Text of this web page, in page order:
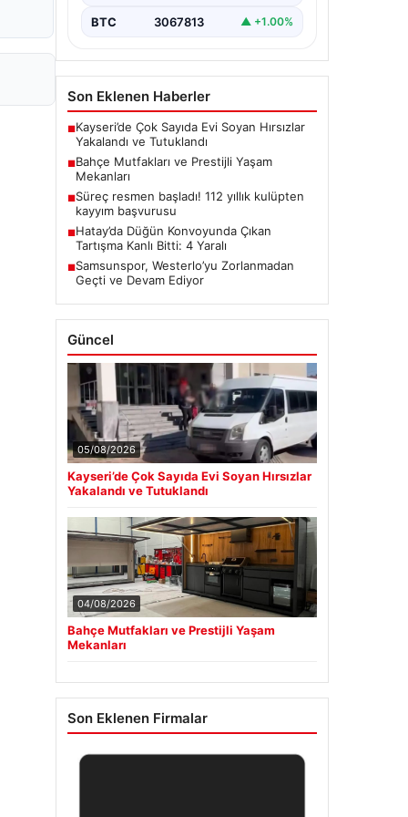
BTC 3067813 ▲ +1.00%
Son Eklenen Haberler
■Kayseri’de Çok Sayıda Evi Soyan Hırsızlar
Yakalandı ve Tutuklandı
■Bahçe Mutfakları ve Prestijli Yaşam
Mekanları
■Süreç resmen başladı! 112 yıllık kulüpten
kayyım başvurusu
■Hatay’da Düğün Konvoyunda Çıkan
Tartışma Kanlı Bitti: 4 Yaralı
■Samsunspor, Westerlo’yu Zorlanmadan
Geçti ve Devam Ediyor
Güncel
05/08/2026
Kayseri’de Çok Sayıda Evi Soyan Hırsızlar
Yakalandı ve Tutuklandı
04/08/2026
Bahçe Mutfakları ve Prestijli Yaşam
Mekanları
Son Eklenen Firmalar